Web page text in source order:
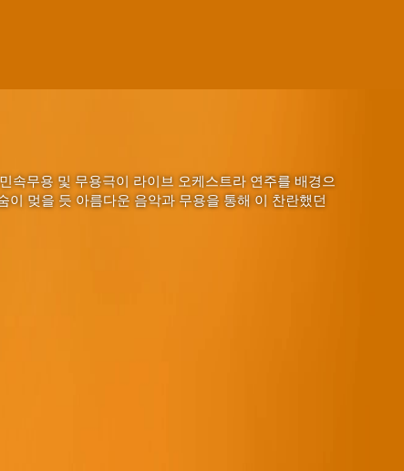
속무용 및 무용극이 라이브 오케스트라 연주를 배경으
멎을 듯 아름다운 음악과 무용을 통해 이 찬란했던